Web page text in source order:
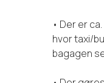
• Der er
hvor taxi/
bagagen